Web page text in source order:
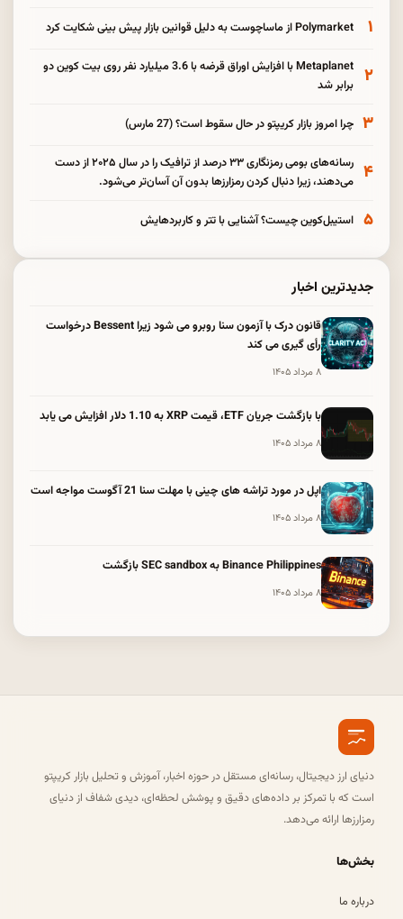
۱ Polymarket از ماساچوست به دلیل قوانین بازار پیش بینی شکایت کرد
۲
Metaplanet با افزایش اوراق قرضه با 3.6 میلیارد نفر روی بیت کوین دو
برابر شد
۳ چرا امروز بازار کریپتو در حال سقوط است؟ (27 مارس)
۴
رسانه‌های بومی رمزنگاری ۳۳ درصد از ترافیک را در سال ۲۰۲۵ از دست
می‌دهند، زیرا دنبال کردن رمزارزها بدون آن آسان‌تر می‌شود.
۵ استیبل‌کوین چیست؟ آشنایی با تتر و کاربردهایش
جدیدترین اخبار
قانون درک با آزمون سنا روبرو می شود زیرا Bessent درخواست
رأی گیری می کند
۸ مرداد ۱۴۰۵
با بازگشت جریان ETF، قیمت XRP به 1.10 دلار افزایش می یابد
۸ مرداد ۱۴۰۵
اپل در مورد تراشه های چینی با مهلت سنا 21 آگوست مواجه است
۸ مرداد ۱۴۰۵
Binance Philippines به SEC sandbox بازگشت
۸ مرداد ۱۴۰۵
دنیای ارز دیجیتال، رسانه‌ای مستقل در حوزه اخبار، آموزش و تحلیل بازار کریپتو
است که با تمرکز بر داده‌های دقیق و پوشش لحظه‌ای، دیدی شفاف از دنیای
رمزارزها ارائه می‌دهد.
بخش‌ها
درباره ما